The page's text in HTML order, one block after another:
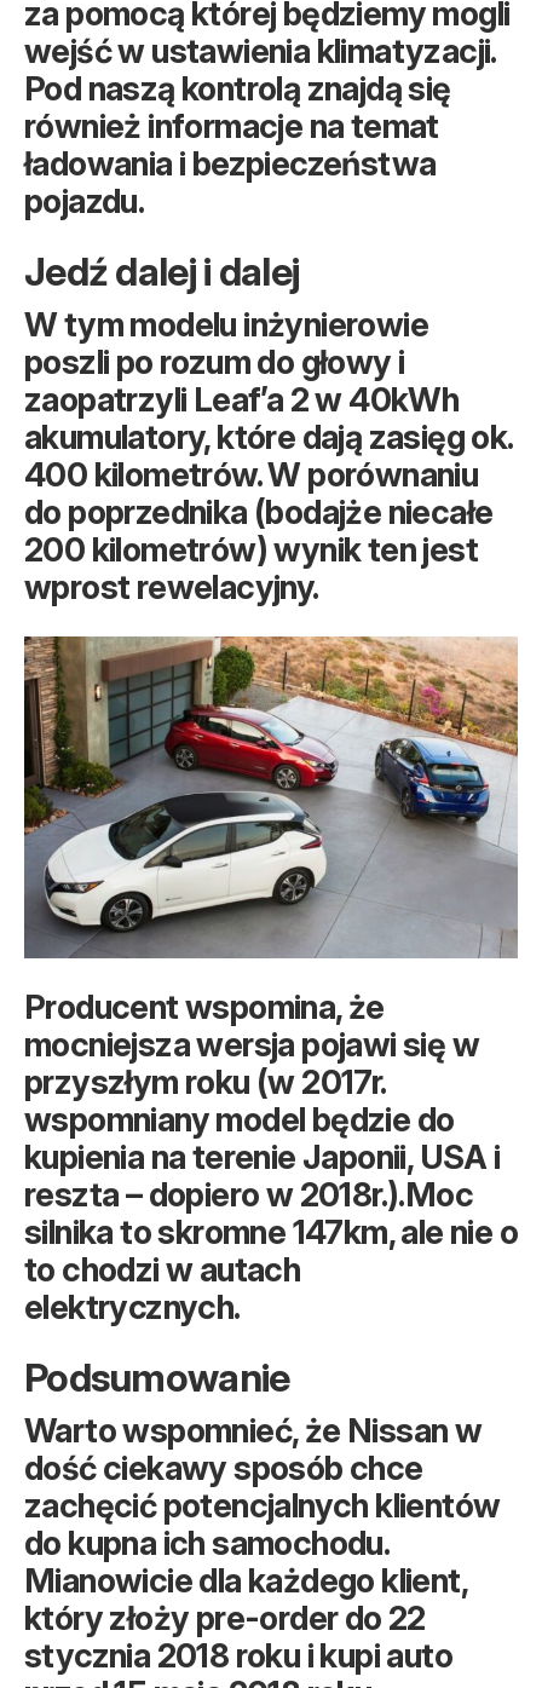
za pomocą której będziemy mogli
wejść w ustawienia klimatyzacji.
Pod naszą kontrolą znajdą się
również informacje na temat
ładowania i bezpieczeństwa
pojazdu.
Jedź dalej i dalej
W tym modelu inżynierowie
poszli po rozum do głowy i
zaopatrzyli Leaf’a 2 w 40kWh
akumulatory, które dają zasięg ok.
400 kilometrów. W porównaniu
do poprzednika (bodajże niecałe
200 kilometrów) wynik ten jest
wprost rewelacyjny.
Producent wspomina, że
mocniejsza wersja pojawi się w
przyszłym roku (w 2017r.
wspomniany model będzie do
kupienia na terenie Japonii, USA i
reszta – dopiero w 2018r.).Moc
silnika to skromne 147km, ale nie o
to chodzi w autach
elektrycznych.
Podsumowanie
Warto wspomnieć, że Nissan w
dość ciekawy sposób chce
zachęcić potencjalnych klientów
do kupna ich samochodu.
Mianowicie dla każdego klient,
który złoży pre-order do 22
stycznia 2018 roku i kupi auto